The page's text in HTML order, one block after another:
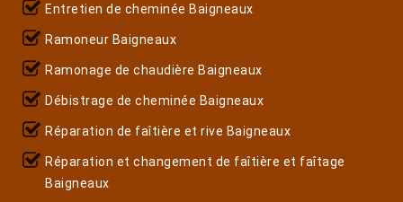
Entretien de cheminée Baigneaux
Ramoneur Baigneaux
Ramonage de chaudière Baigneaux
Débistrage de cheminée Baigneaux
Réparation de faîtière et rive Baigneaux
Réparation et changement de faîtière et faîtage
Baigneaux